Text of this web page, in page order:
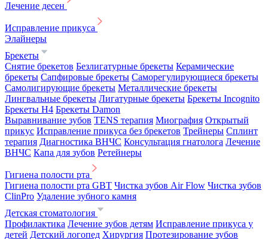
Лечение десен
Исправление прикуса
Элайнеры
Брекеты
Снятие брекетов Безлигатурные брекеты Керамические
брекеты Сапфировые брекеты Саморегулирующиеся брекеты
Самолигирующие брекеты Металлические брекеты
Лингвальные брекеты Лигатурные брекеты Брекеты Incognito
Брекеты H4 Брекеты Damon
Выравнивание зубов TENS терапия Миография Открытый
прикус Исправление прикуса без брекетов Трейнеры Сплинт
терапия Диагностика ВНЧС Консультация гнатолога Лечение
ВНЧС Капа для зубов Ретейнеры
Гигиена полости рта
Гигиена полости рта GBT Чистка зубов Air Flow Чистка зубов
ClinPro Удаление зубного камня
Детская стоматология
Профилактика Лечение зубов детям Исправление прикуса у
детей Детский логопед Хирургия Протезирование зубов